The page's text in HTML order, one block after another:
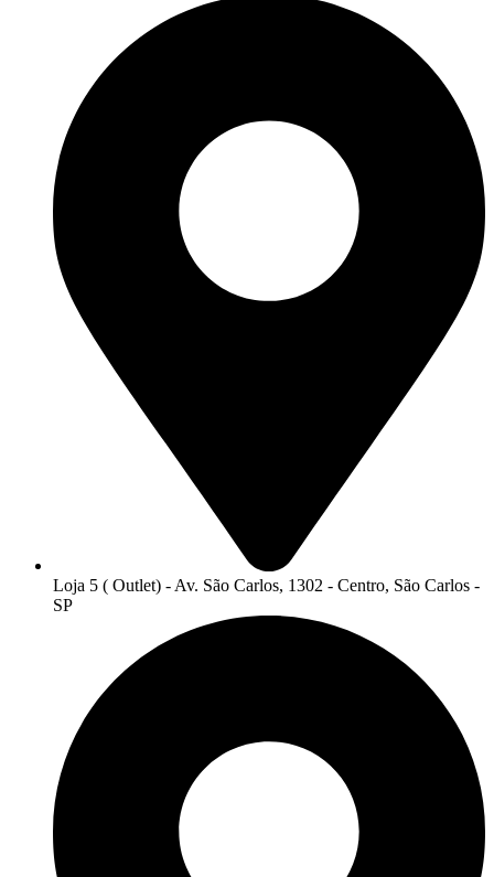
Loja 5 ( Outlet) - Av. São Carlos, 1302 - Centro, São Carlos -
SP